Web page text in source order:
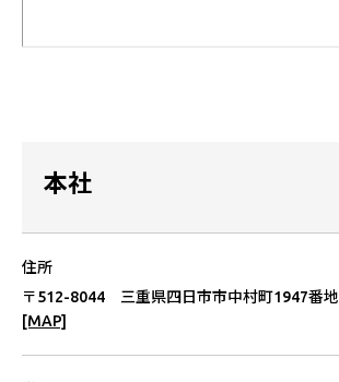
本社
住所
〒512-8044 三重県四⽇市市中村町1947番
[MAP]